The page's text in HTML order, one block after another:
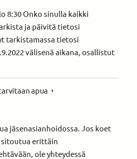
8:30 Onko sinulla kaikki
ja päivitä tietosi
tarkistamassa tietosi
välisenä aikana, osallistut
apua
jäsenasianhoidossa. Jos koet
sitoutua erittäin
ole yhteydessä